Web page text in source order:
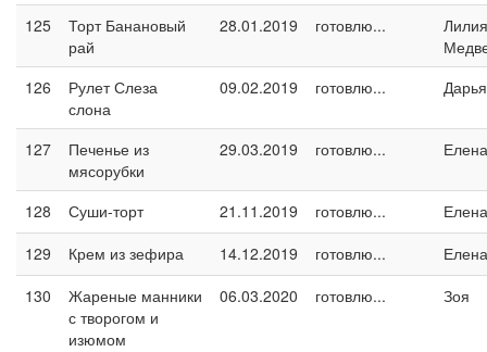
125
Торт Банановый
рай
28.01.2019 готовлю...
Лилия
126
Рулет Слеза
слона
09.02.2019 готовлю... Дарья
127
Печенье из
мясорубки
29.03.2019 готовлю...
128 Суши-торт 21.11.2019 готовлю...
129
Крем из зефира 14.12.2019 готовлю...
130
Жареные манники
с творогом и
изюмом
06.03.2020 готовлю... Зоя